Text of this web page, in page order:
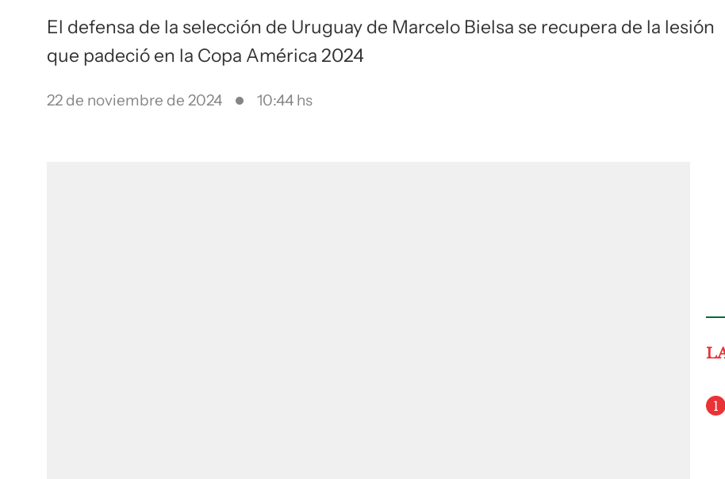
El defensa de la selección de Uruguay de Marcelo Bielsa se recupera de la lesión
que padeció en la Copa América 2024
22 de noviembre de 2024 10:44 hs